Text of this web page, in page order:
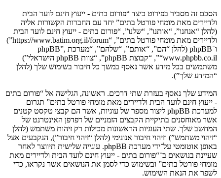
הסכם זה מסביר בפירוט כיצד “פורום בתים - ייעוץ חינם לועד הבית
ולדיירים מאת מומחי פורטל בתים” יחד עם החברות הקשורות אליה
(להלן “אנחנו”, “אותנו”, “שלנו”, “פורום בתים - ייעוץ חינם לועד הבית
ולדיירים מאת מומחי פורטל בתים”, “https://www.batim.org.il/forum”)
ו־phpBB (להלן “הם”, “אותם”, “שלהם”, “מערכת phpBB”,
“www.phpbb.co.il”, “קבוצת phpBB”, “צוות phpBB הישראלי”)
משתמשים בכל מידע אשר נאסף במשך כל חיבור בשימוש שלך (להלן
“המידע שלך”).
המידע שלך נאסף בעזרת שתי דרכים. ראשונה, הגלישה אל “פורום בתים
- ייעוץ חינם לועד הבית ולדיירים מאת מומחי פורטל בתים” תגרום
למערכת phpBB ליצור מספר של עוגיות, אשר הם קבצי טקסט קטנים
אשר מאוחסנים בתיקיית הקבצים הזמניים של דפדפן האינטרנט של
המחשב שלך. שתי העוגיות הראשונות מכילות רק זיהות משתמש (להלן
“זיהוי משתמש”) וזיהוי חיבור אנונימי (להלן “זיהוי חיבור”), הנקבעים אצל
באופן אוטומטי על־ידי מערכת phpBB. עוגייה שלישית תיווצר לאחר
שעיינת בנושאים ב־“פורום בתים - ייעוץ חינם לועד הבית ולדיירים מאת
מומחי פורטל בתים” ובשימוש כדי לסמן את הנושאים אשר נקראו, כדי
לשפר את הנאת השימוש.